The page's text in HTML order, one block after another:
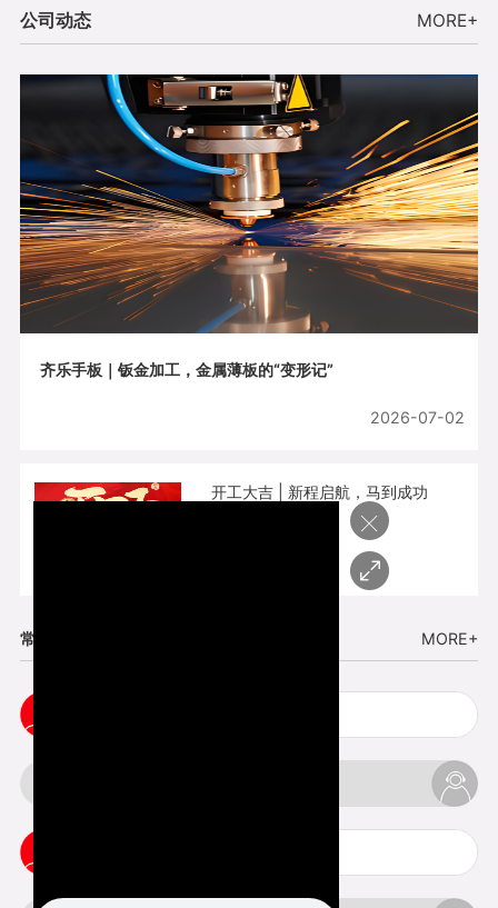
公司动态 MORE+
齐乐手板｜钣金加工，金属薄板的“变形记”
2026-07-02
开工大吉 | 新程启航，马到成功
常见问题 MORE+
×